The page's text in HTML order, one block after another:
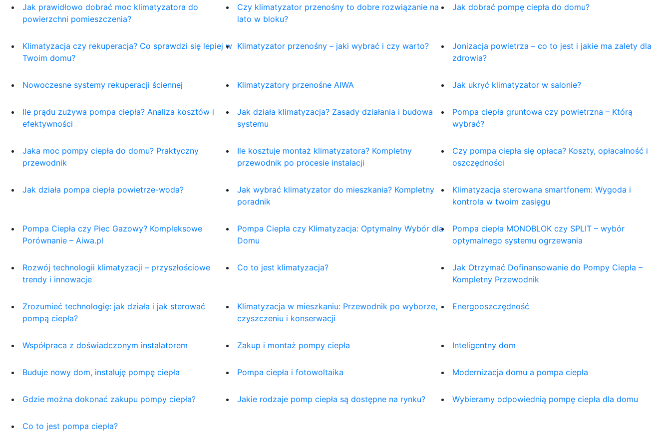
Jak prawidłowo dobrać moc klimatyzatora do
powierzchni pomieszczenia?
Czy klimatyzator przenośny to dobre rozwiązanie na
lato w bloku?
Jak dobrać pompę ciepła do domu?
Klimatyzacja czy rekuperacja? Co sprawdzi się lepiej w
Twoim domu?
Klimatyzator przenośny – jaki wybrać i czy warto?
Jonizacja powietrza – co to jest i jakie ma zalety dla
zdrowia?
Nowoczesne systemy rekuperacji ściennej Klimatyzatory przenośne AIWA Jak ukryć klimatyzator w salonie?
Ile prądu zużywa pompa ciepła? Analiza kosztów i
efektywności
Jak działa klimatyzacja? Zasady działania i budowa
systemu
Pompa ciepła gruntowa czy powietrzna – Którą
wybrać?
Jaka moc pompy ciepła do domu? Praktyczny
przewodnik
Ile kosztuje montaż klimatyzatora? Kompletny
przewodnik po procesie instalacji
Czy pompa ciepła się opłaca? Koszty, opłacalność i
oszczędności
Jak działa pompa ciepła powietrze-woda?
Jak wybrać klimatyzator do mieszkania? Kompletny
poradnik
Klimatyzacja sterowana smartfonem: Wygoda i
kontrola w twoim zasięgu
Pompa Ciepła czy Piec Gazowy? Kompleksowe
Porównanie – Aiwa.pl
Pompa Ciepła czy Klimatyzacja: Optymalny Wybór dla
Domu
Pompa ciepła MONOBLOK czy SPLIT – wybór
optymalnego systemu ogrzewania
Rozwój technologii klimatyzacji – przyszłościowe
trendy i innowacje
Co to jest klimatyzacja?
Jak Otrzymać Dofinansowanie do Pompy Ciepła –
Kompletny Przewodnik
Zrozumieć technologię: jak działa i jak sterować
pompą ciepła?
Klimatyzacja w mieszkaniu: Przewodnik po wyborze,
czyszczeniu i konserwacji
Energooszczędność
Współpraca z doświadczonym instalatorem Zakup i montaż pompy ciepła Inteligentny dom
Buduje nowy dom, instaluję pompę ciepła Pompa ciepła i fotowoltaika Modernizacja domu a pompa ciepła
Gdzie można dokonać zakupu pompy ciepła? Jakie rodzaje pomp ciepła są dostępne na rynku? Wybieramy odpowiednią pompę ciepła dla domu
Co to jest pompa ciepła?